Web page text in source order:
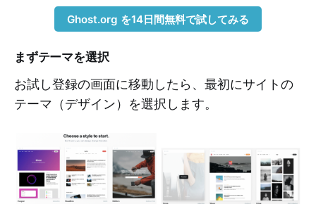
Ghost.org を14日間無料で試してみる
まずテーマを選択
お試し登録の画面に移動したら、最初にサイトの
テーマ（デザイン）を選択します。